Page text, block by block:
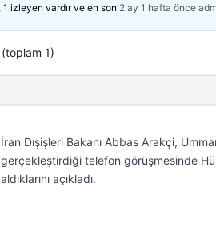
izleyen vardır ve en son 2 ay 1 hafta önce
1)
İran Dışişleri Bakanı Abbas Arakçi,
gerçekleştirdiği telefon görüşmesinde
aldıklarını açıkladı.